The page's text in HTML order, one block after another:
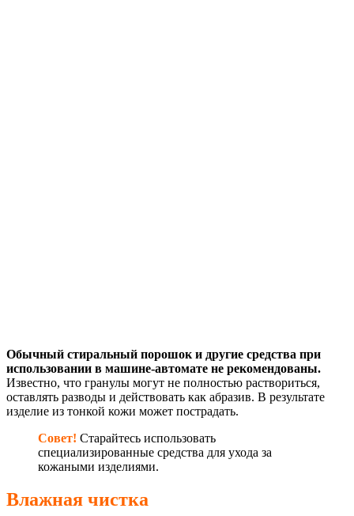
Обычный стиральный порошок и другие средства при
использовании в машине-автомате не рекомендованы.
Известно, что гранулы могут не полностью раствориться,
оставлять разводы и действовать как абразив. В результате
изделие из тонкой кожи может пострадать.
Совет! Старайтесь использовать
специализированные средства для ухода за
кожаными изделиями.
Влажная чистка